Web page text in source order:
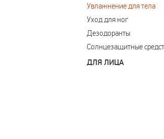
Увлажнение для тела
Уход для ног
Дезодоранты
Солнцезащитные
ДЛЯ ЛИЦА